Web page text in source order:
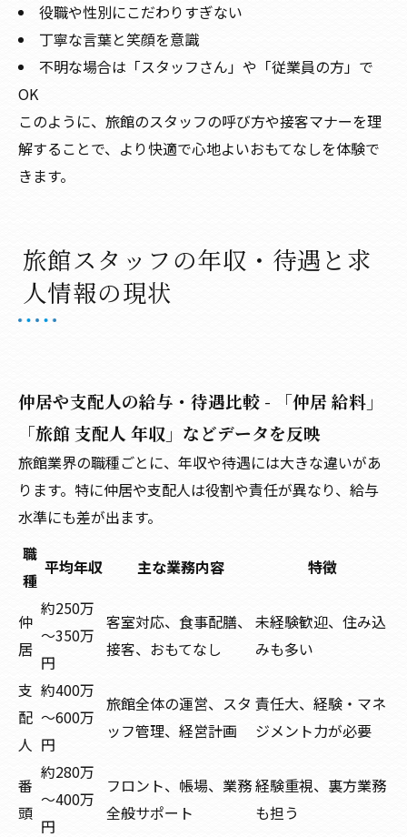
役職や性別にこだわりすぎない
丁寧な言葉と笑顔を意識
不明な場合は「スタッフさん」や「従業員の方」で
OK
このように、旅館のスタッフの呼び方や接客マナーを理
解することで、より快適で心地よいおもてなしを体験で
きます。
旅館スタッフの年収・待遇と求
人情報の現状
仲居や支配人の給与・待遇比較 - 「仲居 給料」
「旅館 支配人 年収」などデータを反映
旅館業界の職種ごとに、年収や待遇には大きな違いがあ
ります。特に仲居や支配人は役割や責任が異なり、給与
水準にも差が出ます。
職
種
平均年収 主な業務内容 特徴
仲
居
約250万
～350万
円
客室対応、食事配膳、
接客、おもてなし
未経験歓迎、住み込
みも多い
支
配
人
約400万
～600万
円
旅館全体の運営、スタ
ッフ管理、経営計画
責任大、経験・マネ
ジメント力が必要
番
頭
約280万
～400万
円
フロント、帳場、業務
全般サポート
経験重視、裏方業務
も担う